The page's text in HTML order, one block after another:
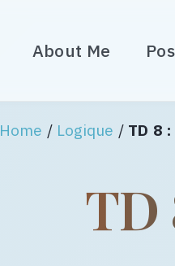
About Me
Home / Logique / TD 8
TD